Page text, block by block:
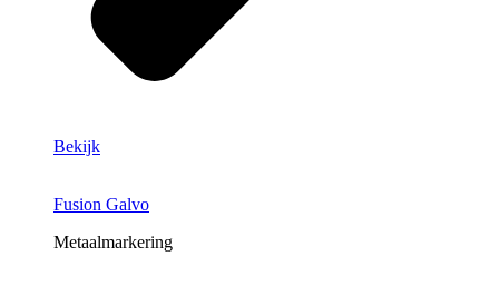
Bekijk
Fusion Galvo
Metaalmarkering